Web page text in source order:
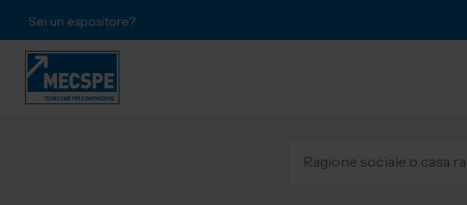
Sei un espositore?